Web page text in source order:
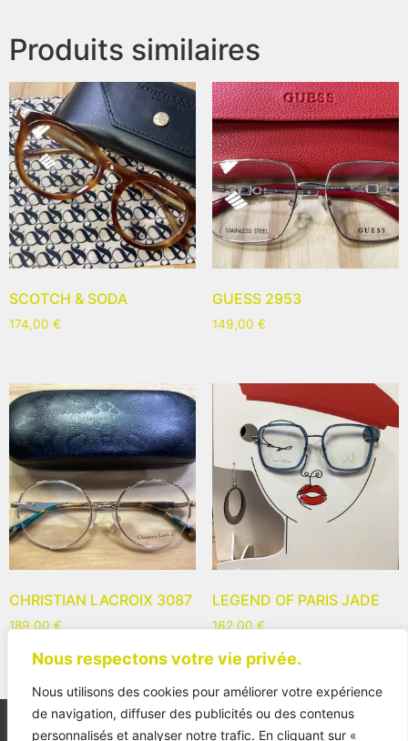
Nous respectons votre vie privée.
Nous utilisons des cookies pour améliorer votre expérience
de navigation, diffuser des publicités ou des contenus
personnalisés et analyser notre trafic. En cliquant sur «
Produits similaires
SCOTCH & SODA
174,00 €
GUESS 2953
149,00 €
CHRISTIAN LACROIX 3087
189,00 €
LEGEND OF PARIS JADE
162,00 €